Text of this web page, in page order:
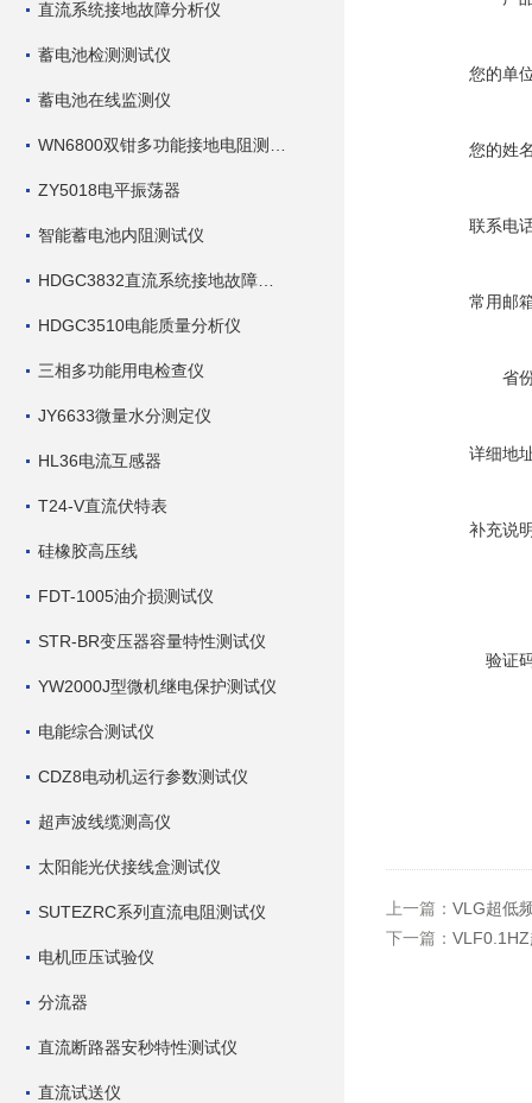
直流系统接地故障分析仪
蓄电池检测测试仪
蓄电池在线监测仪
ZY5018电平振荡器
智能蓄电池内阻测试仪
HDGC3510电能质量分析仪
三相多功能用电检查仪
JY6633微量水分测定仪
HL36电流互感器
T24-V直流伏特表
硅橡胶高压线
FDT-1005油介损测试仪
STR-BR变压器容量特性测试仪
YW2000J型微机继电保护测试仪
电能综合测试仪
CDZ8电动机运行参数测试仪
超声波线缆测高仪
太阳能光伏接线盒测试仪
SUTEZRC系列直流电阻测试仪
电机匝压试验仪
分流器
直流断路器安秒特性测试仪
直流试送仪
您的单
您的姓
联系电
常用邮
省
详细地
补充说
验证
上一篇： VLG超低
下一篇：